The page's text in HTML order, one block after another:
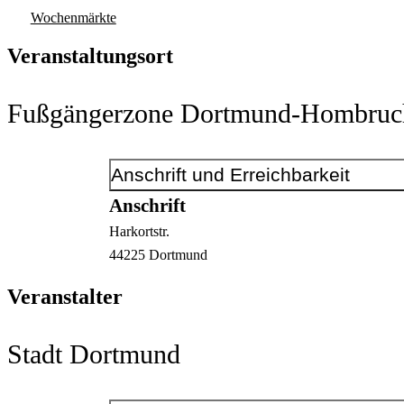
Wochenmärkte
Veranstaltungsort
Fußgängerzone Dortmund-
Anschrift und Erreichbarkeit
Anschrift
Harkortstr.
44225 Dortmund
Veranstalter
Stadt Dortmund